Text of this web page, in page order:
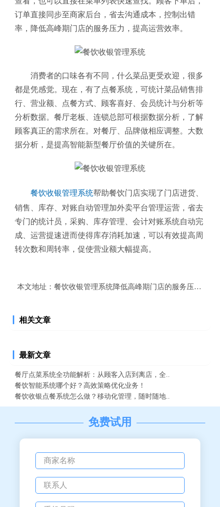
订单直接同步至商家后台，省去沟通成本，控制出错
率，降低高峰期门店的服务压力，提高运营效率。
消费者的口味各有不同，什么菜品更受欢迎，很多
都是凭感觉。现在，有了点餐系统，可统计菜品销售排
行、营业额、点餐方式、顾客喜好、会员统计与分析等
分析数据。餐厅老板、连锁总部可根据数据分析，了解
顾客真正的需求所在。对餐厅、品牌做相应调整。大数
据分析，是提高智能新型餐厅价值的关键所在。
餐饮收银管理系统帮助餐饮门店实现了门店进货、
销售、库存、对账自动管理加外卖平台管理运营，省去
专门的统计员，采购、库存管理、会计对账系统自动完
成、运营提速进而使得库存消耗加速，可以有效提高周
转次数和周转率，促使营业额大幅提高。
本文地址： 餐饮收银管理系统降低高峰期门店的服务压力，提
相关文章
最新文章
餐厅点菜系统全功能解析：从顾客入店到离店，全..
餐饮智能系统哪个好？高效策略优化业务！
餐饮收银点餐系统怎么做？移动化管理，随时随地..
免费试用